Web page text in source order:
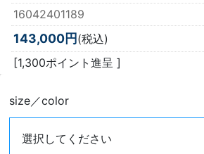
16042401189
143,000円(税込)
[1,300ポイント進呈 ]
size／color